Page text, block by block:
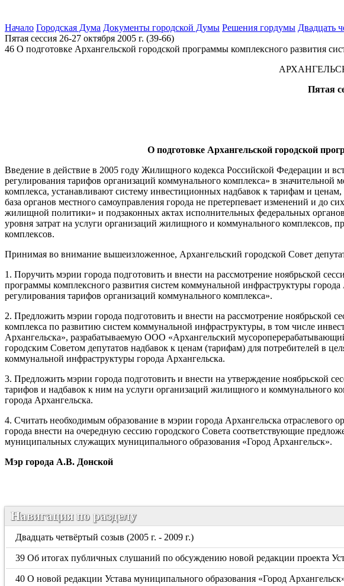
Начало Городская Дума Документы городской Думы Решения гордумы Двадцать
Пятая сессия 26-27 октября 2005 г. (39-66)
46 О подготовке Архангельской городской программы комплексного развития
Пятая
О подготовке Архангельской городской
Введение в действие в 2005 году Жилищного кодекса Российской Федерации и
регулирования тарифов организаций коммунального комплекса» в
комплекса, устанавливают систему инвестиционных надбавок к тарифам и
база органов местного самоуправления города не претерпевает изменений и до
жилищной политики» и подзаконных актах исполнительных федеральных
уровня затрат на услуги организаций жилищного и коммунального
комплексов.
Принимая во внимание вышеизложенное, Архангельский городской Совет
1. Поручить мэрии города подготовить и внести на рассмотрение ноябрьской
программы комплексного развития систем коммунальной инфраструктуры
регулирования тарифов организаций коммунального комплекса».
2. Предложить мэрии города подготовить и внести на рассмотрение ноябрьской
комплекса по развитию систем коммунальной инфраструктуры, в том числе
Архангельска», разрабатываемую ООО «Архангельский
городским Советом депутатов надбавок к ценам (тарифам) для потребителей в
коммунальной инфраструктуры города Архангельска.
3. Предложить мэрии города подготовить и внести на утверждение ноябрьской
тарифов и надбавок к ним на услуги организаций жилищного и коммунального
города Архангельска.
4. Считать необходимым образование в мэрии города Архангельска
города внести на очередную сессию городского Совета соответствующие
муниципальных служащих муниципального образования «Город Архангельск».
Мэр города А.В. Донской
Навигация по разделу
Двадцать четвёртый созыв (2005 г. - 2009 г.)
39 Об итогах публичных слушаний по обсуждению новой редакции проекта
40 О новой редакции Устава муниципального образования «Город